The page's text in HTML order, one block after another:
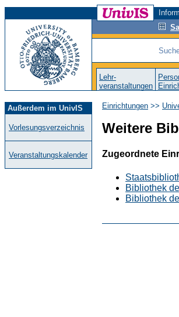
Lehr-
veranstaltungen
Außerdem im UnivIS
Vorlesungsverzeichnis
Veranstaltungskalender
Einrichtungen >>
Weitere
Zugeordnete
Bibliothek
Bibliothek